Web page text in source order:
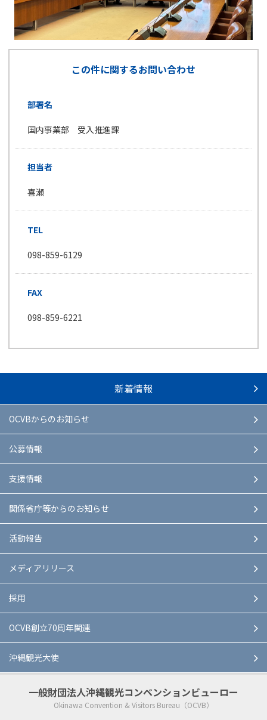
この件に関するお問い合わせ
部署名
国内事業部 受入推進課
担当者
喜瀬
TEL
098-859-6129
FAX
098-859-6221
新着情報
OCVBからのお知らせ
公募情報
支援情報
関係省庁等からのお知らせ
活動報告
メディアリリース
採用
OCVB創立70周年関連
沖縄観光大使
一般財団法人沖縄観光コンベンションビューロー
Okinawa Convention & Visitors Bureau（OCVB）